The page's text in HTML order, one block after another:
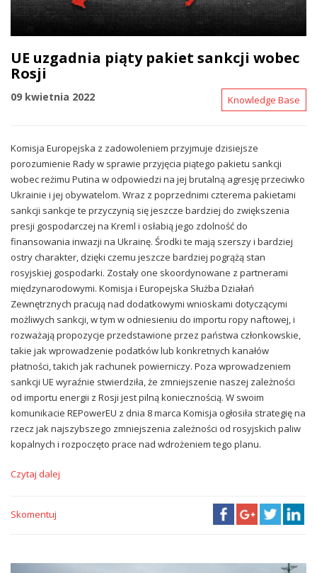
UE uzgadnia piąty pakiet sankcji wobec
Rosji
09 kwietnia 2022 Knowledge Base
Komisja Europejska z zadowoleniem przyjmuje dzisiejsze
porozumienie Rady w sprawie przyjęcia piątego pakietu sankcji
wobec reżimu Putina w odpowiedzi na jej brutalną agresję przeciwko
Ukrainie i jej obywatelom. Wraz z poprzednimi czterema pakietami
sankcji sankcje te przyczynią się jeszcze bardziej do zwiększenia
presji gospodarczej na Kreml i osłabią jego zdolność do
finansowania inwazji na Ukrainę. Środki te mają szerszy i bardziej
ostry charakter, dzięki czemu jeszcze bardziej pogrążą stan
rosyjskiej gospodarki. Zostały one skoordynowane z partnerami
międzynarodowymi. Komisja i Europejska Służba Działań
Zewnętrznych pracują nad dodatkowymi wnioskami dotyczącymi
możliwych sankcji, w tym w odniesieniu do importu ropy naftowej, i
rozważają propozycje przedstawione przez państwa członkowskie,
takie jak wprowadzenie podatków lub konkretnych kanałów
płatności, takich jak rachunek powierniczy. Poza wprowadzeniem
sankcji UE wyraźnie stwierdziła, że zmniejszenie naszej zależności
od importu energii z Rosji jest pilną koniecznością. W swoim
komunikacie REPowerEU z dnia 8 marca Komisja ogłosiła strategię na
rzecz jak najszybszego zmniejszenia zależności od rosyjskich paliw
kopalnych i rozpoczęto prace nad wdrożeniem tego planu.
Czytaj dalej
Skomentuj